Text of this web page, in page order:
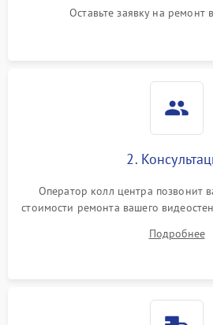
Оставьте заявку на ремонт
2.
Оператор колл центра позвонит
стоимости ремонта вашего
Подробнее